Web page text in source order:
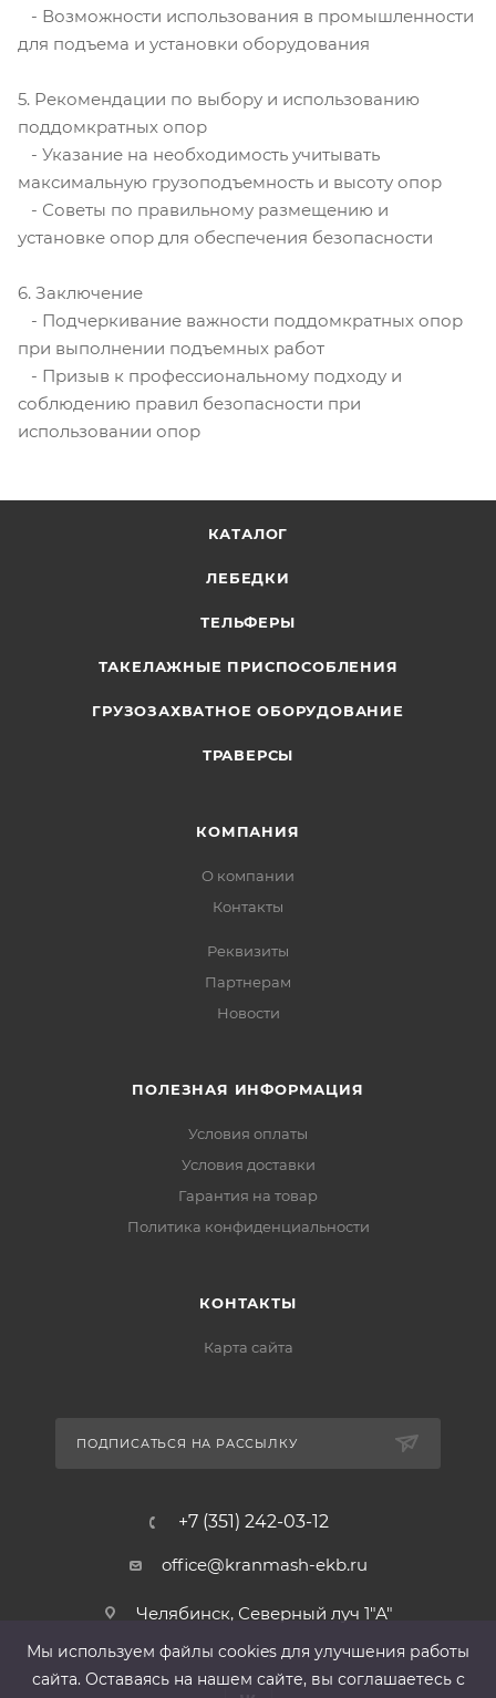
- Возможности использования в промышленности
для подъема и установки оборудования
5. Рекомендации по выбору и использованию
поддомкратных опор
- Указание на необходимость учитывать
максимальную грузоподъемность и высоту опор
- Советы по правильному размещению и
установке опор для обеспечения безопасности
6. Заключение
- Подчеркивание важности поддомкратных опор
при выполнении подъемных работ
- Призыв к профессиональному подходу и
соблюдению правил безопасности при
использовании опор
КАТАЛОГ
ЛЕБЕДКИ
ТЕЛЬФЕРЫ
ТАКЕЛАЖНЫЕ ПРИСПОСОБЛЕНИЯ
ГРУЗОЗАХВАТНОЕ ОБОРУДОВАНИЕ
ТРАВЕРСЫ
КОМПАНИЯ
О компании
Контакты
Реквизиты
Партнерам
Новости
ПОЛЕЗНАЯ ИНФОРМАЦИЯ
Условия оплаты
Условия доставки
Гарантия на товар
Политика конфиденциальности
КОНТАКТЫ
Карта сайта
ПОДПИСАТЬСЯ НА РАССЫЛКУ
+7 (351) 242-03-12
office@kranmash-ekb.ru
Челябинск, Северный луч 1"А"
Мы используем файлы cооkies для улучшения работы
сайта. Оставаясь на нашем сайте, вы соглашаетесь с